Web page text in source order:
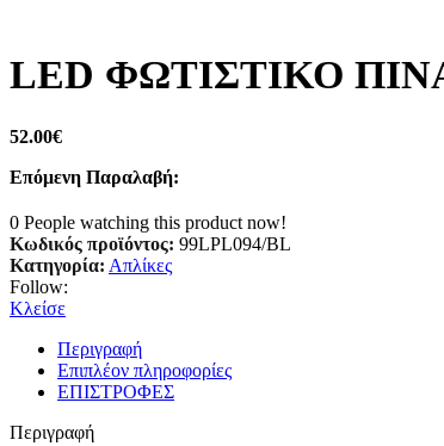
LED ΦΩΤΙΣΤΙΚΟ
52.00€
Επόμενη Παραλαβή:
0 People watching this product now!
Κωδικός προϊόντος: 99LPL094/BL
Κατηγορία: Απλίκες
Follow:
Κλείσε
Περιγραφή
Επιπλέον πληροφορίες
ΕΠΙΣΤΡΟΦΕΣ
Περιγραφή